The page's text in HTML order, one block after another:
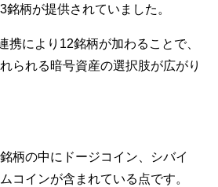
銘柄が提供されていました。
携により12銘柄が加わることで、
られる暗号資産の選択肢が広がり
柄の中にドージコイン、シバイ
コインが含まれている点です。